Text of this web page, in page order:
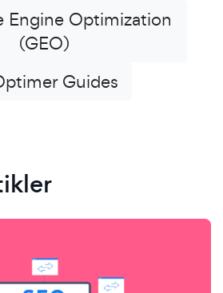
Engine Optimization
(GEO)
Guides